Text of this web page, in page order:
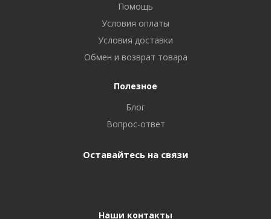
Помощь
Условия оплаты
Условия доставки
Обмен и возврат товара
Полезное
Блог
Вопрос-ответ
Оставайтесь на связи
Наши контакты